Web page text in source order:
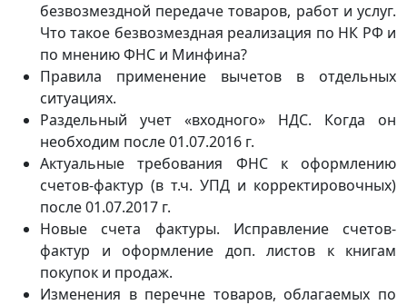
безвозмездной передаче товаров, работ и услуг.
Что такое безвозмездная реализация по НК РФ и
по мнению ФНС и Минфина?
Правила применение вычетов в отдельных
ситуациях.
Раздельный учет «входного» НДС. Когда он
необходим после 01.07.2016 г.
Актуальные требования ФНС к оформлению
счетов-фактур (в т.ч. УПД и корректировочных)
после 01.07.2017 г.
Новые счета фактуры. Исправление счетов-
фактур и оформление доп. листов к книгам
покупок и продаж.
Изменения в перечне товаров, облагаемых по